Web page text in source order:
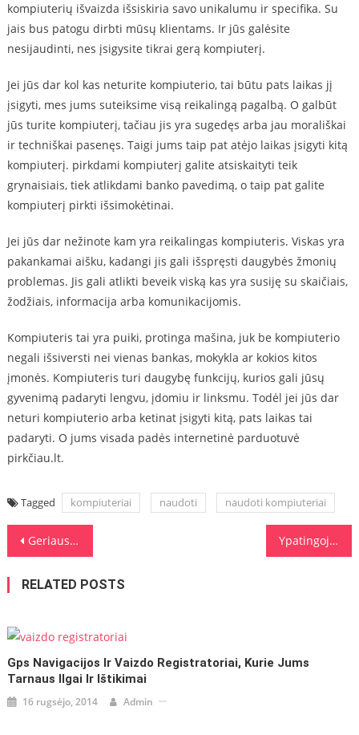
kompiuterių išvaizda išsiskiria savo unikalumu ir specifika. Su
jais bus patogu dirbti mūsų klientams. Ir jūs galėsite
nesijaudinti, nes įsigysite tikrai gerą kompiuterį.
Jei jūs dar kol kas neturite kompiuterio, tai būtu pats laikas jį
įsigyti, mes jums suteiksime visą reikalingą pagalbą. O galbūt
jūs turite kompiuterį, tačiau jis yra sugedęs arba jau morališkai
ir techniškai pasenęs. Taigi jums taip pat atėjo laikas įsigyti kitą
kompiuterį. pirkdami kompiuterį galite atsiskaityti teik
grynaisiais, tiek atlikdami banko pavedimą, o taip pat galite
kompiuterį pirkti išsimokėtinai.
Jei jūs dar nežinote kam yra reikalingas kompiuteris. Viskas yra
pakankamai aišku, kadangi jis gali išspręsti daugybės žmonių
problemas. Jis gali atlikti beveik viską kas yra susiję su skaičiais,
žodžiais, informacija arba komunikacijomis.
Kompiuteris tai yra puiki, protinga mašina, juk be kompiuterio
negali išsiversti nei vienas bankas, mokykla ar kokios kitos
įmonės. Kompiuteris turi daugybę funkcijų, kurios gali jūsų
gyvenimą padaryti lengvu, įdomiu ir linksmu. Todėl jei jūs dar
neturi kompiuterio arba ketinat įsigyti kitą, pats laikas tai
padaryti. O jums visada padės internetinė parduotuvė
pirkčiau.lt.
Tagged kompiuteriai naudoti naudoti kompiuteriai
Navigacija tarp įrašų
Geriausias jūsų pasirinkimas automobilių nuoma Kaune Ypatingoji persikraustymo energija
RELATED POSTS
Gps Navigacijos Ir Vaizdo Registratoriai, Kurie Jums
Tarnaus Ilgai Ir Ištikimai
16 rugsėjo, 2014 Admin